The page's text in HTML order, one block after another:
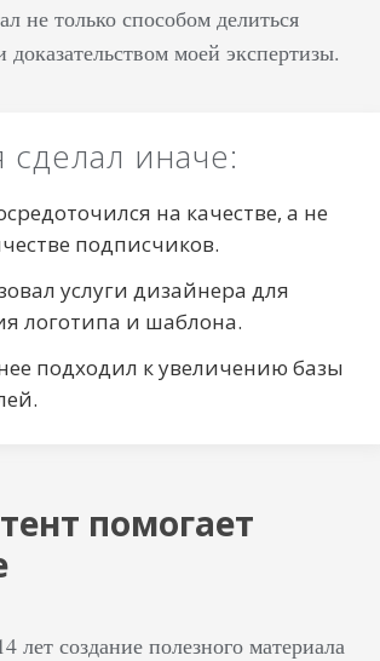
не только способом делиться
моей экспертизы.
иначе:
на качестве, а не
подписчиков.
услуги дизайнера для
логотипа и шаблона.
подходил к увеличению базы
помогает
лет создание полезного материала